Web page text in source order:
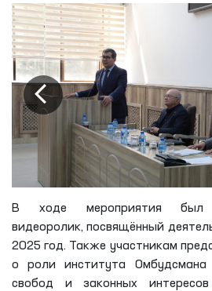
В ходе мероприятия был
видеоролик, посвящённый
2025 год. Также участникам
о роли института Омбудсмана
свобод и законных интересов